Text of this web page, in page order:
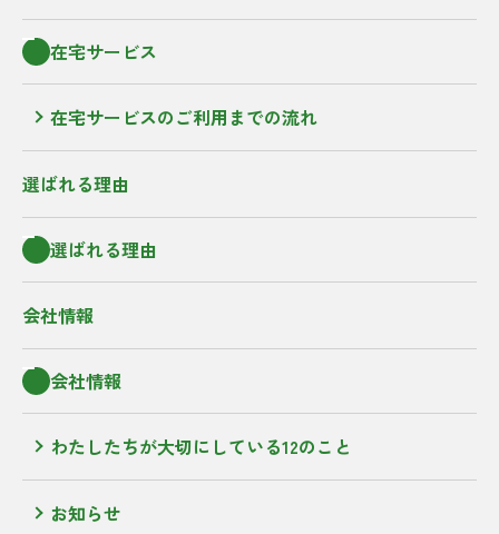
在宅サービス
在宅サービスのご利用までの流れ
選ばれる理由
選ばれる理由
会社情報
会社情報
わたしたちが大切にしている12のこと
お知らせ